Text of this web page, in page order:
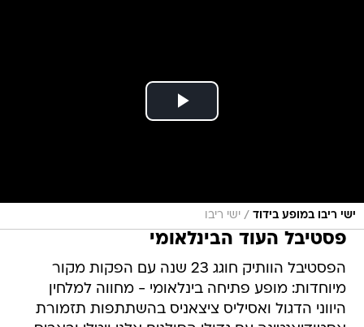
ישי ריבו במופע בידוד / ישי ריבו
פסטיבל העוד הבינלאומי
הפסטיבל הוותיק חוגג 23 שנה עם הפקות מקור
מיוחדות: מופע פתיחה בינלאומי - מחווה למלחין
היווני הדגול ואסיליס ציצאניס בהשתתפות תזמורת